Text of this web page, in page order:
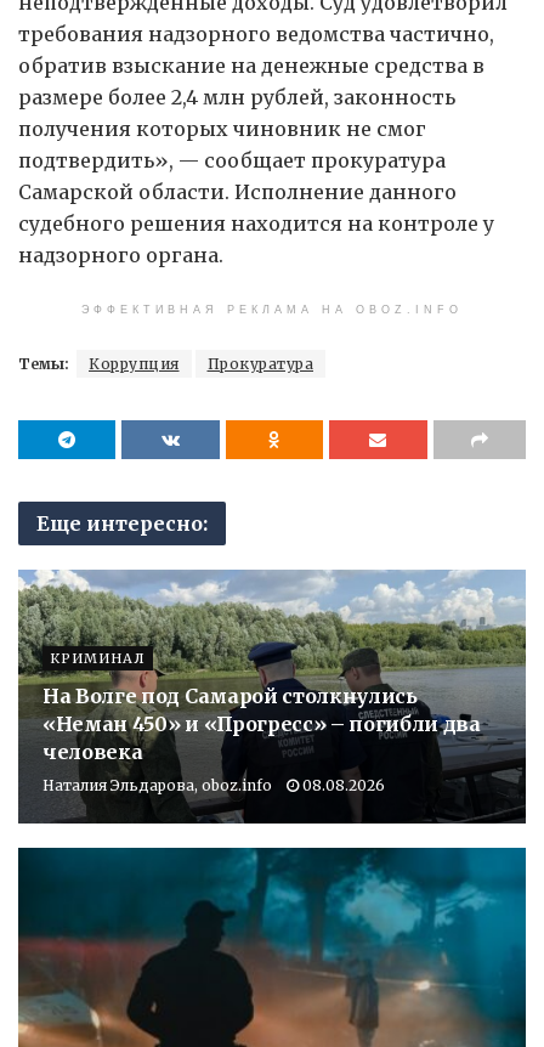
требования надзорного ведомства частично,
обратив взыскание на денежные средства в
размере более 2,4 млн рублей, законность
получения которых чиновник не смог
подтвердить», — сообщает прокуратура
Самарской области. Исполнение данного
судебного решения находится на контроле у
надзорного органа.
ЭФФЕКТИВНАЯ РЕКЛАМА НА OBOZ.INFO
Темы: Коррупция Прокуратура
Еще интересно:
КРИМИНАЛ
На Волге под Самарой столкнулись
«Неман 450» и «Прогресс» – погибли два
человека
Наталия Эльдарова, oboz.info 08.08.2026